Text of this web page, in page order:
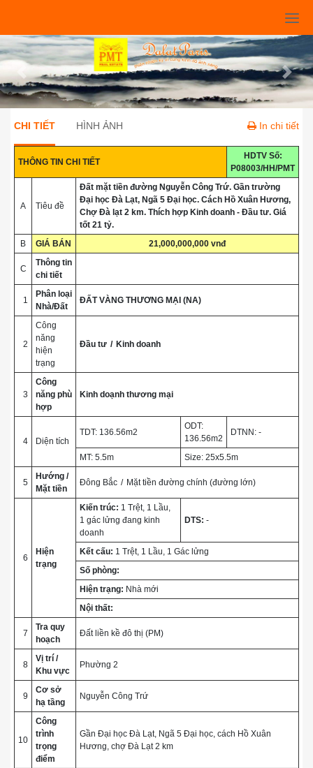
Previous Next
In chi tiết
CHI TIẾT HÌNH ẢNH
THÔNG TIN CHI TIẾT
HDTV Số:
P08003/HH/PMT
A Tiêu đề
Đất mặt tiền đường Nguyễn Công Trứ. Gần trường
Đại học Đà Lạt, Ngã 5 Đại học. Cách Hồ Xuân Hương,
Chợ Đà lạt 2 km. Thích hợp Kinh doanh - Đầu tư. Giá
tốt 21 tỷ.
B
GIÁ BÁN 21,000,000,000 vnđ
C
Thông tin
chi tiết
1
Phân loại
Nhà/Đất
ĐẤT VÀNG THƯƠNG MẠI (NA)
2
Công
năng
hiện
trạng
Đầu tư Kinh doanh
3
Công
năng phù
hợp
Kinh doạnh thương mại
4 Diện tích
TDT: 136.56m2
ODT:
136.56m2
DTNN: -
MT: 5.5m Size: 25x5.5m
5
Hướng /
Mặt tiền
Đông Bắc Mặt tiền đường chính (đường lớn)
6
Hiện
trạng
Kiến trúc: 1 Trệt, 1 Lầu,
1 gác lửng đang kinh
doanh
DTS: -
Kết cấu: 1 Trệt, 1 Lầu, 1 Gác lửng
Số phòng:
Hiện trạng: Nhà mới
Nội thất:
7
Tra quy
hoạch
Đất liền kề đô thị (PM)
8
Vị trí /
Khu vực
Phường 2
9
Cơ sở
hạ tầng
Nguyễn Công Trứ
10
Công
trình
trọng
điểm
Gần Đại học Đà Lạt, Ngã 5 Đại học, cách Hồ Xuân
Hương, chợ Đà Lạt 2 km